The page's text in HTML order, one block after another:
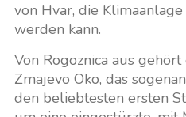
von Hvar, die
werden kann.
Von Rogoznica aus
Zmajevo Oko, das
den beliebtesten ersten